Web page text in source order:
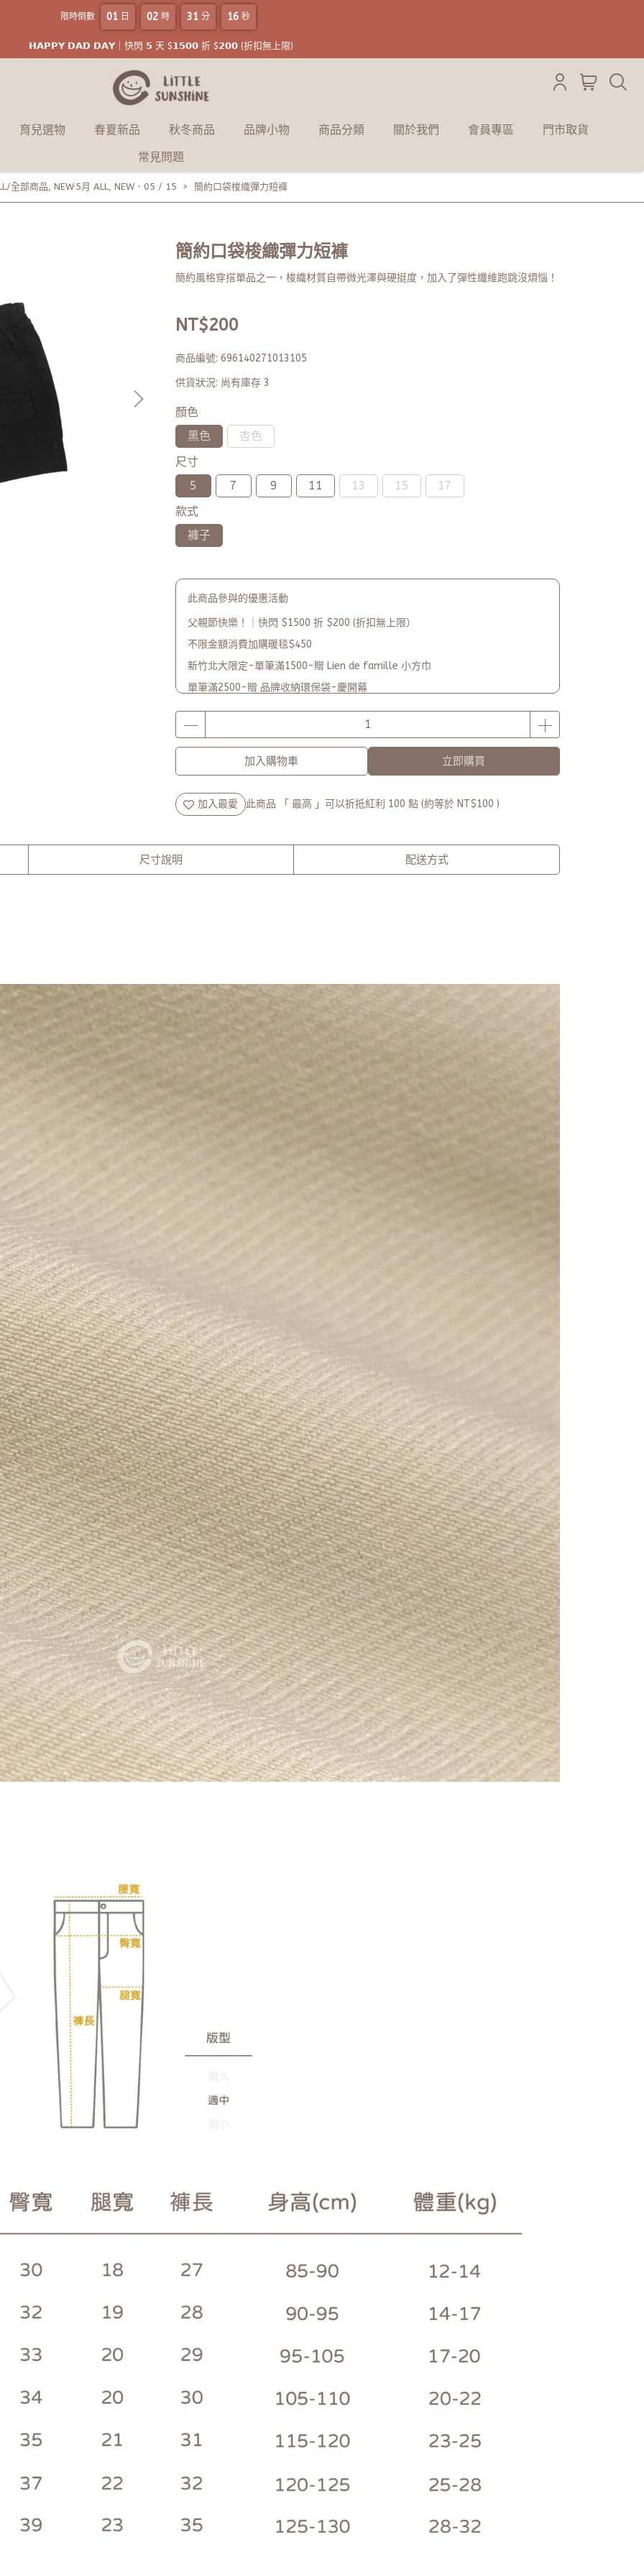
限時倒數 01 日 02 時 31 分 14 秒
𝗛𝗔𝗣𝗣𝗬 𝗗𝗔𝗗 𝗗𝗔𝗬｜快閃 𝟱 天 $𝟭𝟱𝟬𝟬 折 $𝟮𝟬𝟬 (折扣無上限)
育兒選物 春夏新品 秋冬商品 品牌小物 商品分類 關於我們 會員專區
門市取貨
常見問題
全部商品, NEW·5月 ALL, NEW．05 / 15 簡約口袋梭織彈力短褲
簡約口袋梭織彈力短褲
簡約風格穿搭單品之一，梭織材質自帶微光澤與硬挺度，加入了彈性纖維跑跳沒煩惱！
NT$200
商品編號: 696140271013105
供貨狀況: 尚有庫存 3
顏色
黑色
杏色
尺寸
5
7 9 11 13 15
17
款式
褲子
此商品參與的優惠活動
父親節快樂！｜快閃 $1500 折 $200 (折扣無上限）
不限金額消費加購暖毯$450
新竹北大限定-單筆滿1500-贈 Lien de famille 小方巾
單筆滿2500-贈 品牌收納環保袋-慶開幕
品牌2週年PARTY單筆滿$5000-贈【品牌多功能披肩暖毯】(數量有限送完為止)
加入購物車 立即購買
加入最愛 此商品 「 最高 」可以折抵紅利 100 點 (約等於 NT$100 )
尺寸說明 配送方式